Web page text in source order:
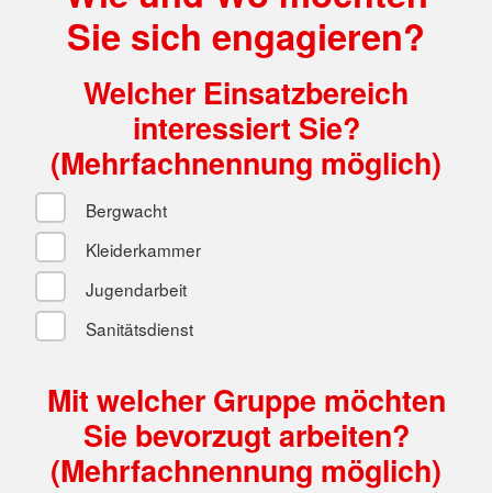
Sie sich engagieren?
Welcher Einsatzbereich
interessiert Sie?
(Mehrfachnennung möglich)
Bergwacht
Kleiderkammer
Jugendarbeit
Sanitätsdienst
Mit welcher Gruppe möchten
Sie bevorzugt arbeiten?
(Mehrfachnennung möglich)